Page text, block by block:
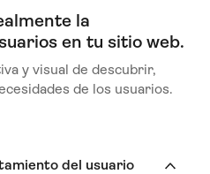
la
en tu sitio web.
y visual de descubrir,
de los usuarios.
del usuario